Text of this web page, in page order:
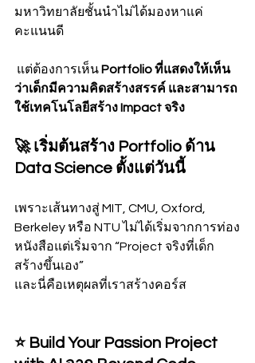
มหาวิทยาลัยชั้นนำไม่ได้มองหาแค่
คะแนนดี
แต่ต้องการเห็น Portfolio ที่แสดงให้เห็น
ว่าเด็กมีความคิดสร้างสรรค์ และสามารถ
ใช้เทคโนโลยีสร้าง Impact จริง
🚀 เริ่มต้นสร้าง Portfolio ด้าน
Data Science ตั้งแต่วันนี้
เพราะเส้นทางสู่ MIT, CMU, Oxford,
Berkeley หรือ NTU ไม่ได้เริ่มจากการท่อง
หนังสือแต่เริ่มจาก “Project จริงที่เด็ก
สร้างขึ้นเอง”
และนี่คือเหตุผลที่เราสร้างคอร์ส
⭐ Build Your Passion Project